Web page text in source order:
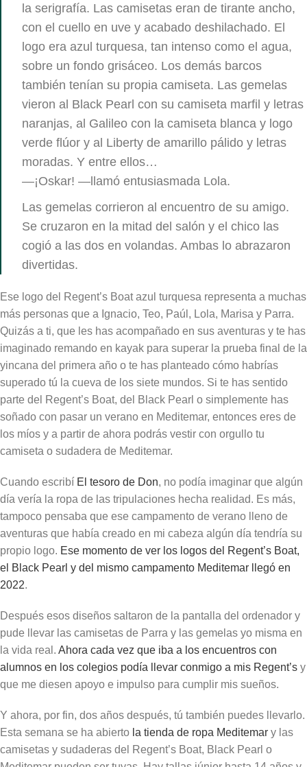
la serigrafía. Las camisetas eran de tirante ancho,
con el cuello en uve y acabado deshilachado. El
logo era azul turquesa, tan intenso como el agua,
sobre un fondo grisáceo. Los demás barcos
también tenían su propia camiseta. Las gemelas
vieron al Black Pearl con su camiseta marfil y letras
naranjas, al Galileo con la camiseta blanca y logo
verde flúor y al Liberty de amarillo pálido y letras
moradas. Y entre ellos…
—¡Oskar! —llamó entusiasmada Lola.
Las gemelas corrieron al encuentro de su amigo.
Se cruzaron en la mitad del salón y el chico las
cogió a las dos en volandas. Ambas lo abrazaron
divertidas.
Ese logo del Regent’s Boat azul turquesa representa a muchas
más personas que a Ignacio, Teo, Paúl, Lola, Marisa y Parra.
Quizás a ti, que les has acompañado en sus aventuras y te has
imaginado remando en kayak para superar la prueba final de la
yincana del primera año o te has planteado cómo habrías
superado tú la cueva de los siete mundos. Si te has sentido
parte del Regent’s Boat, del Black Pearl o simplemente has
soñado con pasar un verano en Meditemar, entonces eres de
los míos y a partir de ahora podrás vestir con orgullo tu
camiseta o sudadera de Meditemar.
Cuando escribí El tesoro de Don, no podía imaginar que algún
día vería la ropa de las tripulaciones hecha realidad. Es más,
tampoco pensaba que ese campamento de verano lleno de
aventuras que había creado en mi cabeza algún día tendría su
propio logo. Ese momento de ver los logos del Regent’s Boat,
el Black Pearl y del mismo campamento Meditemar llegó en
2022.
Después esos diseños saltaron de la pantalla del ordenador y
pude llevar las camisetas de Parra y las gemelas yo misma en
la vida real. Ahora cada vez que iba a los encuentros con
alumnos en los colegios podía llevar conmigo a mis Regent’s y
que me diesen apoyo e impulso para cumplir mis sueños.
Y ahora, por fin, dos años después, tú también puedes llevarlo.
Esta semana se ha abierto la tienda de ropa Meditemar y las
camisetas y sudaderas del Regent’s Boat, Black Pearl o